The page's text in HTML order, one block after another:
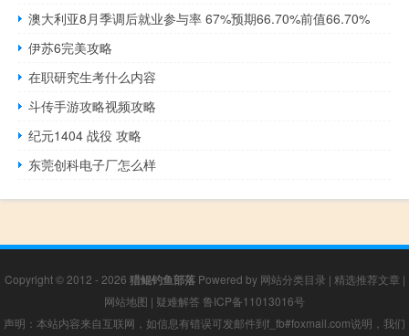
澳大利亚8月季调后就业参与率 67%预期66.70%前值66.70%
伊苏6完美攻略
在职研究生考什么内容
斗传手游攻略视频攻略
纪元1404 战役 攻略
东莞创科电子厂怎么样
Copyright © 2012 - 2026 猎鲲钓鱼部落Powered by 网站分类目录 | 精选推荐文章 |
网站地图 | 疑难解答 鲁ICP备11013016号
声明：本站内容来自互联网，如信息有错误可发邮件到f_fb#foxmail.com说明，我们